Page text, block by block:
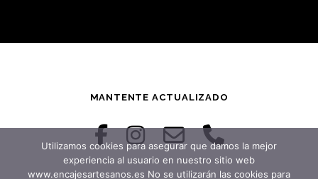
MANTENTE ACTUALIZADO
Utilizamos cookies para asegurar que damos la mejor
experiencia al usuario en nuestro sitio web
www.encajesartesanos.es No se utilizarán las cookies para